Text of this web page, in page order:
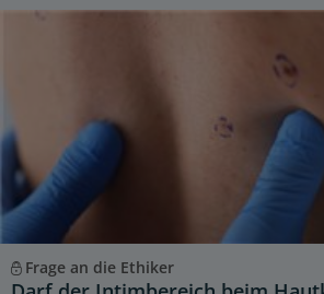
Frage an die Ethiker